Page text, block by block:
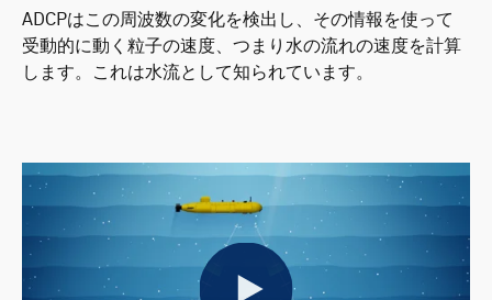
ADCPはこの周波数の変化を検出し、その情報を使って
受動的に動く粒子の速度、つまり水の流れの速度を計算
します。これは水流として知られています。